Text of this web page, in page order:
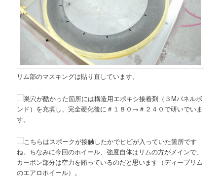
リム部のマスキングは貼り直しています。
巣穴が酷かった箇所には構造用エポキシ接着剤（３Mパネルボ
ンド）を充填し、完全硬化後に＃１８０→＃２４０で研いでいま
す。
こちらはスポークが接触したかでヒビが入っていた箇所です
ね。ちなみに今回のホイール、強度自体はリムの方がメインで、
カーボン部分は空力を賄っているのだと思います（ディープリム
のエアロホイール）。